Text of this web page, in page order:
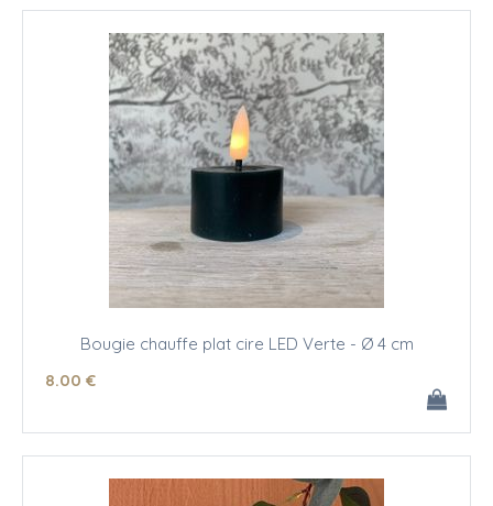
Bougie chauffe plat cire LED Verte - Ø 4 cm
8.00 €